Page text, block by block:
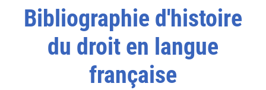
Bibliographie d'histoire
du droit en langue
française